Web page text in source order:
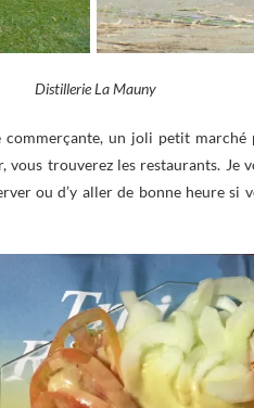
Distillerie La Mauny
un joli petit marché
trouverez les restaurants. Je
ou d’y aller de bonne heure si